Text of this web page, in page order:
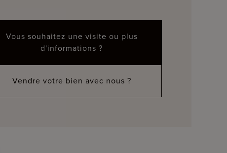
Vous souhaitez une visite ou plus
d'informations ?
Vendre votre bien avec nous ?